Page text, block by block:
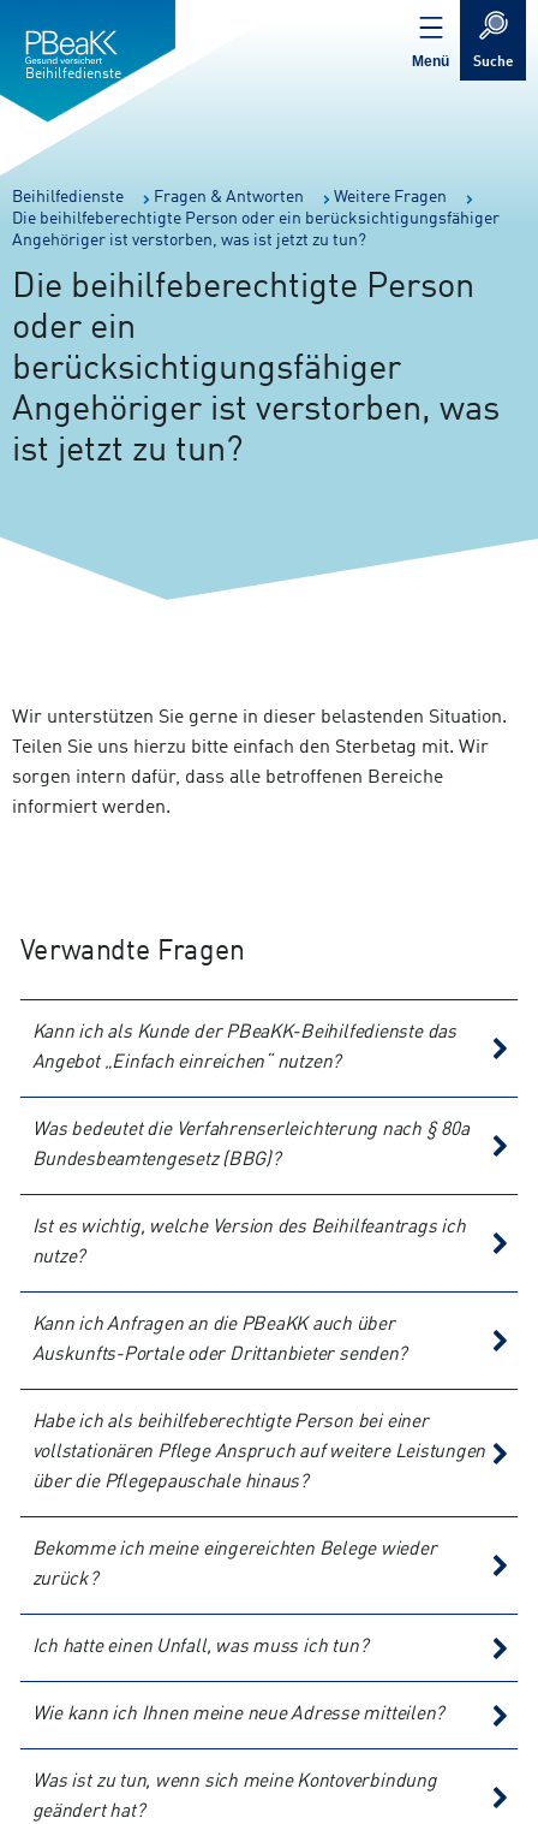
springen
springen
Verweis
zur
Startseite
Beihilfedienste
Menü Suche
Sie
sind
Beihilfedienste Fragen & Antworten
Weitere Fragen
Die beihilfeberechtigte Person oder ein berücksichtigungsfähiger
Angehöriger ist verstorben, was ist jetzt zu tun?
Die beihilfeberechtigte Person
oder ein
berücksichtigungsfähiger
Angehöriger ist verstorben, was
ist jetzt zu tun?
Wir unterstützen Sie gerne in dieser belastenden Situation.
Teilen Sie uns hierzu bitte einfach den Sterbetag mit. Wir
sorgen intern dafür, dass alle betroffenen Bereiche
informiert werden.
Verwandte Fragen
Kann ich als Kunde der PBeaKK-Beihilfedienste das
Angebot „Einfach einreichen“ nutzen?
Was bedeutet die Verfahrenserleichterung nach § 80a
Bundesbeamtengesetz (BBG)?
Ist es wichtig, welche Version des Beihilfeantrags ich
nutze?
Kann ich Anfragen an die PBeaKK auch über
Auskunfts-Portale oder Drittanbieter senden?
Habe ich als beihilfeberechtigte Person bei einer
vollstationären Pflege Anspruch auf weitere Leistungen
über die Pflegepauschale hinaus?
Bekomme ich meine eingereichten Belege wieder
zurück?
Ich hatte einen Unfall, was muss ich tun?
Wie kann ich Ihnen meine neue Adresse mitteilen?
Was ist zu tun, wenn sich meine Kontoverbindung
geändert hat?